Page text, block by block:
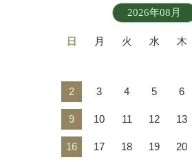
2026年08月
日 月 火 水 木
2 3 4 5 6
9 10 11 12 13
16 17 18 19 20